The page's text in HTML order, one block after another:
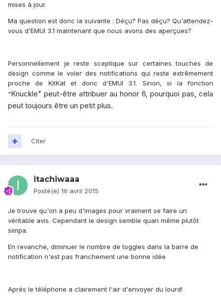
mises à jour.
Ma question est donc la suivante : Déçu? Pas déçu? Qu'attendez-
vous d'EMUI 3.1 maintenant que nous avons des aperçues?
Personnellement je reste sceptique sur certaines touches de
design comme le voler des notifications qui reste extrêmement
proche de KitKat et donc d'EMUI 3.1. Sinon, si la fonction
"Knuckle" peut-être attribuer au honor 6, pourquoi pas, cela
peut toujours être un petit plus.
Citer
itachiwaaa
Posté(e) 16 avril 2015
Je trouve qu'on a peu d'images pour vraiment se faire un
véritable avis. Cependant le design semble quan même plutôt
simpa.
En revanche, diminuer le nombre de toggles dans la barre de
notification n'est pas franchement une bonne idée
Après le téléphone a clairement l'air d'envoyer du lourd!